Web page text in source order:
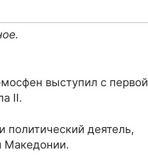
выступил с первой
II.
политический деятель,
Македонии.